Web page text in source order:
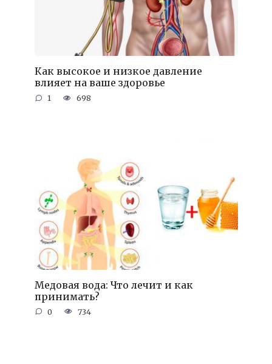
Как высокое и низкое давление
влияет на ваше здоровье
1 698
Медовая вода: Что лечит и как
принимать?
0 734